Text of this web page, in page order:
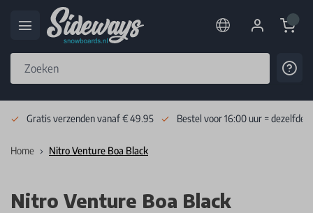
Cart
Gratis verzenden vanaf € 49.95 Bestel voor 16:00 uur = dezelfde
Home Nitro Venture Boa Black
Nitro Venture Boa Black